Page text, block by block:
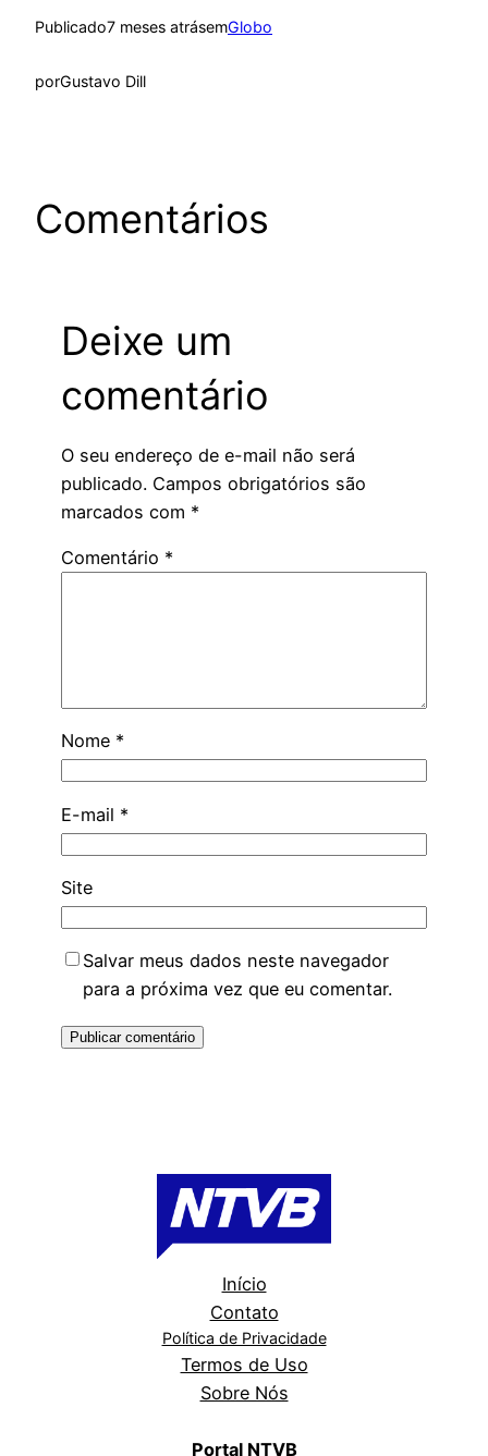
Publicado7 meses atrásemGlobo
porGustavo Dill
Comentários
Deixe um
comentário
O seu endereço de e-mail não será
publicado. Campos obrigatórios são
marcados com *
Comentário *
Nome *
E-mail *
Site
Salvar meus dados neste navegador
para a próxima vez que eu comentar.
Início
Contato
Política de Privacidade
Termos de Uso
Sobre Nós
Portal NTVB